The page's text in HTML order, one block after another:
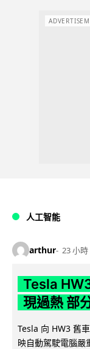
人工智能
arthur 23 小時
Tesla
現過熱 部
Tesla 向 HW3 舊
映自動駕駛電腦嚴